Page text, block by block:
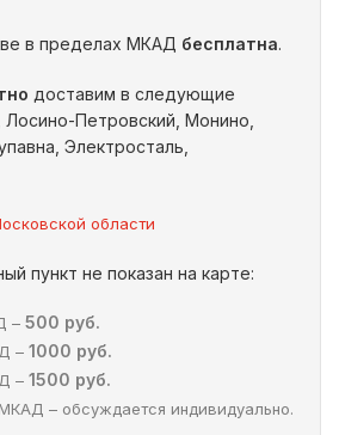
в пределах МКАД бесплатна.
доставим в следующие
Петровский, Монино,
Электросталь,
области
пункт не показан на карте:
– 500 руб.
– 1000 руб.
– 1500 руб.
– обсуждается индивидуально.